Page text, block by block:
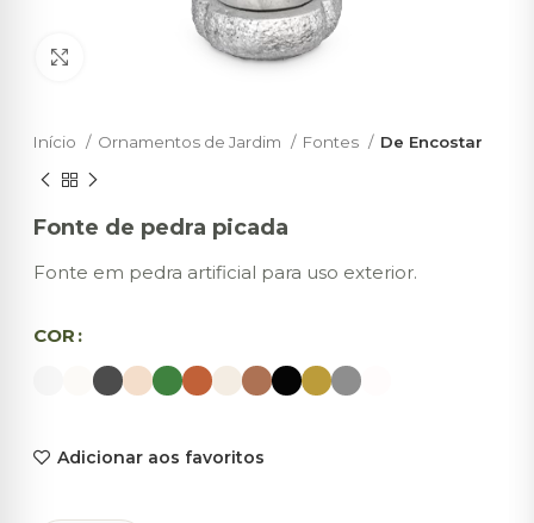
Click to enlarge
Início Ornamentos de Jardim Fontes De Encostar
Fonte de pedra picada
Fonte em pedra artificial para uso exterior.
COR
Adicionar aos favoritos